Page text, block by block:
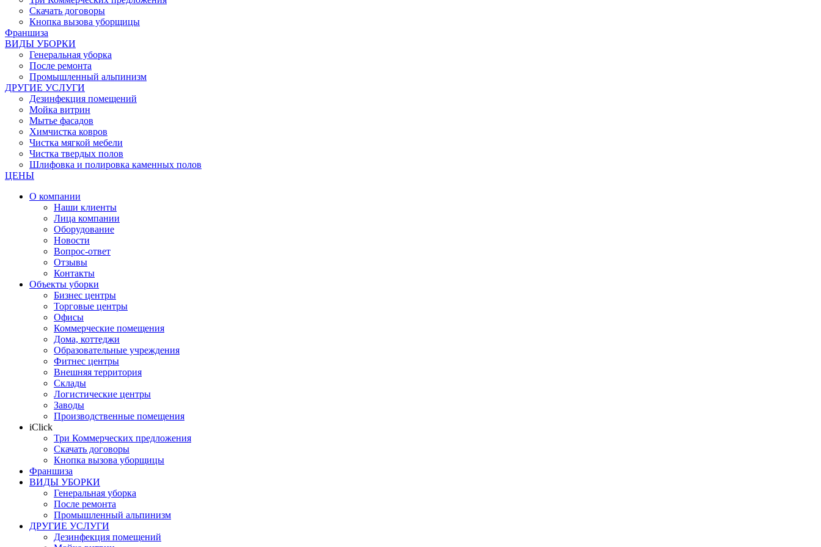
Скачать договоры
Кнопка вызова уборщицы
Франшиза
ВИДЫ УБОРКИ
Генеральная уборка
После ремонта
Промышленный альпинизм
ДРУГИЕ УСЛУГИ
Дезинфекция помещений
Мойка витрин
Мытье фасадов
Химчистка ковров
Чистка мягкой мебели
Чистка твердых полов
Шлифовка и полировка каменных полов
ЦЕНЫ
О компании
Наши клиенты
Лица компании
Оборудование
Новости
Вопрос-ответ
Отзывы
Контакты
Объекты уборки
Бизнес центры
Торговые центры
Офисы
Коммерческие помещения
Дома, коттеджи
Образовательные учреждения
Фитнес центры
Внешняя территория
Склады
Логистические центры
Заводы
Производственные помещения
iClick
Три Коммерческих предложения
Скачать договоры
Кнопка вызова уборщицы
Франшиза
ВИДЫ УБОРКИ
Генеральная уборка
После ремонта
Промышленный альпинизм
ДРУГИЕ УСЛУГИ
Дезинфекция помещений